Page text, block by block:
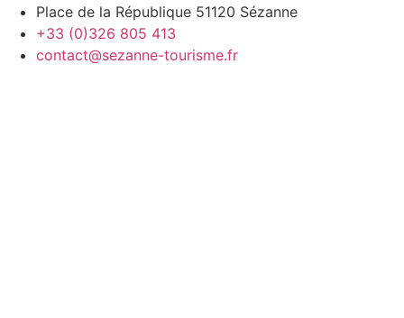
Place de la République 51120 Sézanne
+33 (0)326 805 413
contact@sezanne-tourisme.fr